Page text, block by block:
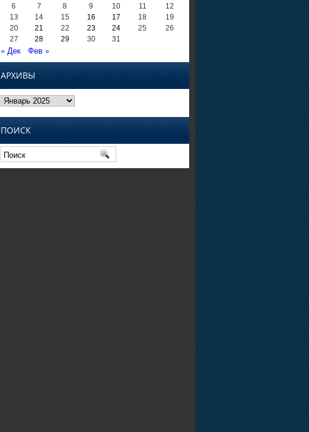
6
7 8 9 10 11
12
13
14 15 16 17 18
19
20
21 22 23 24 25
26
27
28 29 30 31
« Дек Фев »
АРХИВЫ
Архивы
ПОИСК